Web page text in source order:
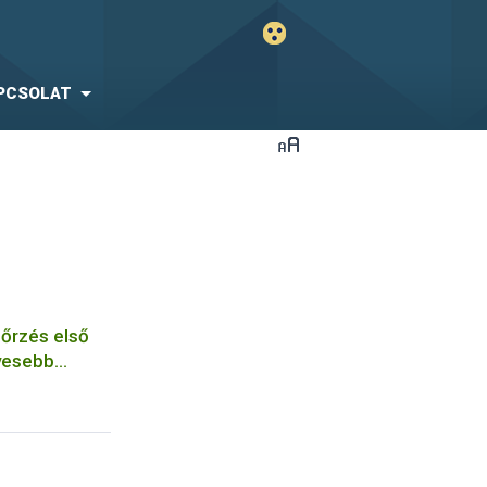
első